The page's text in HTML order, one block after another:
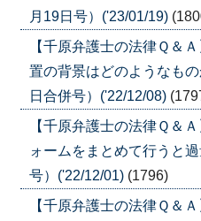
月19日号）('23/01/19)
【千原弁護士の法律Ｑ
置の背景はどのようなも
日合併号）('22/12/08)
【千原弁護士の法律Ｑ
ォームをまとめて行うと
号）('22/12/01) (1796)
【千原弁護士の法律Ｑ